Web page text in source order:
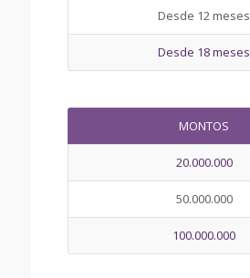
Desde 12 meses
Desde 18 meses
MONTOS
20.000.000
50.000.000
100.000.000